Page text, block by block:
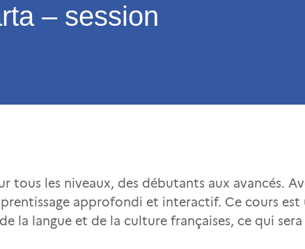
– session
tous les niveaux, des débutants aux avancés.
approfondi et interactif. Ce cours est
la langue et de la culture françaises, ce qui sera